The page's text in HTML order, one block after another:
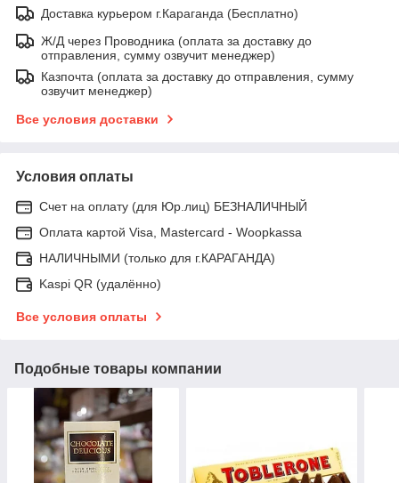
Доставка курьером г.Караганда (Бесплатно)
Ж/Д через Проводника (оплата за доставку до
отправления, сумму озвучит менеджер)
Казпочта (оплата за доставку до отправления, сумму
озвучит менеджер)
Все условия доставки
Условия оплаты
Счет на оплату (для Юр.лиц) БЕЗНАЛИЧНЫЙ
Оплата картой Visa, Mastercard - Woopkassa
НАЛИЧНЫМИ (только для г.КАРАГАНДА)
Kaspi QR (удалённо)
Все условия оплаты
Подобные товары компании